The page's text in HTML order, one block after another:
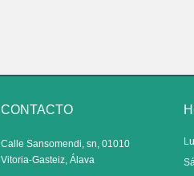
CONTACTO
Calle Sansomendi, sn, 01010
Vitoria-Gasteiz, Álava